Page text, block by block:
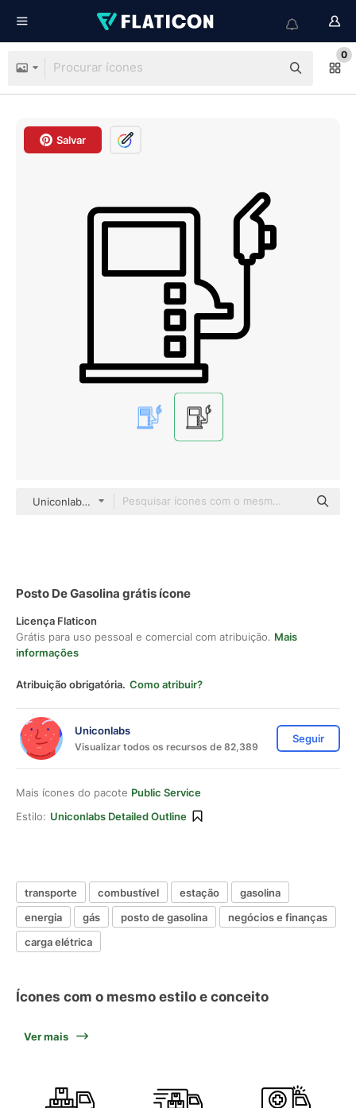
0
Salvar
Uniconlabs Detailed Outline
Posto De Gasolina grátis ícone
Licença Flaticon
Grátis para uso pessoal e comercial com atribuição. Mais
informações
Atribuição obrigatória. Como atribuir?
Uniconlabs
Visualizar todos os recursos de 82,389
Seguir
Mais ícones do pacote Public Service
Estilo: Uniconlabs Detailed Outline
transporte combustível estação
gasolina
energia
gás posto de gasolina
negócios e finanças
carga elétrica
Ícones com o mesmo estilo e conceito
Ver mais